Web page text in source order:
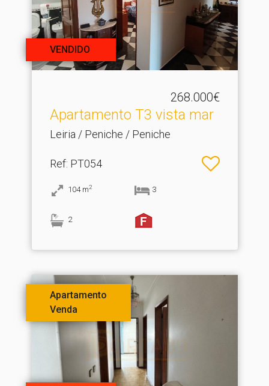
VENDIDO
268.000€
Apartamento T3 vista mar
Leiria / Peniche / Peniche
Ref: PT054
104 m2 3
2
Apartamento
Venda